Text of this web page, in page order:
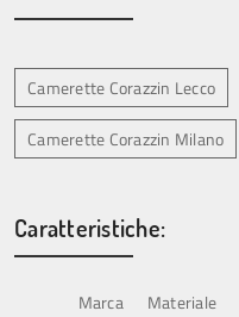
Camerette Corazzin Lecco
Camerette Corazzin Milano
Caratteristiche:
Marca Materiale